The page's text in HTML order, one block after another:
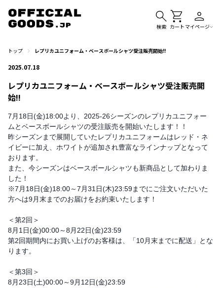
検索 カート マイページ
トップ レプリカユニフォーム・ベースボールシャツ受注販売開始!!
2025.07.18
レプリカユニフォーム・ベースボールシャツ受注販売開
始!!
7月18日(金)18:00より、2025-26シーズンのレプリカユニフォー
ムとベースボールシャツの受注販売を開始いたします！！
昨シーズンまで展開していたレプリカユニフォームはレッド・ネ
イビーに加え、ホワイトが追加され豊富なラインナップとなって
おります。
また、今シーズンはベースボールシャツも新商品として加わりま
した！
※7月18日(金)18:00～7月31日(木)23:59までにご注文いただいた
方へは9月末までのお届けをお約束いたします！
＜第2回＞
8月1日(金)00:00～8月22日(金)23:59
第2回期間内にお買い上げのお客様は、「10月末までに配送」とな
ります。
＜第3回＞
8月23日(土)00:00～9月12日(金)23:59